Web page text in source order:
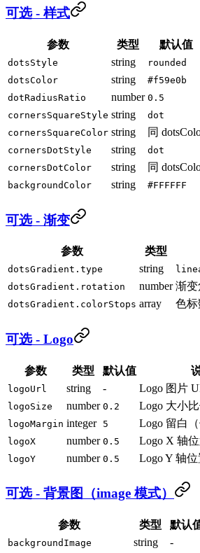
可选 - 样式
参数 类型 默认值
dotsStyle string rounded
dotsColor
string #f59e0b
dotRadiusRatio number 0.5
cornersSquareStyle string dot
cornersSquareColor string 同
cornersDotStyle string dot
cornersDotColor
string 同
backgroundColor string #FFFFFF
可选 - 渐变
参数 类型
dotsGradient.type string
dotsGradient.rotation
number 渐变
dotsGradient.colorStops array 色标
可选 - Logo
参数 类型 默认值
logoUrl string - Logo 图片
logoSize number 0.2 Logo 大小
logoMargin integer 5 Logo 留白
logoX number 0.5 Logo X 轴
logoY number 0.5 Logo Y 轴位
可选 - 背景图（image 模式）
参数 类型 默认
backgroundImage string -